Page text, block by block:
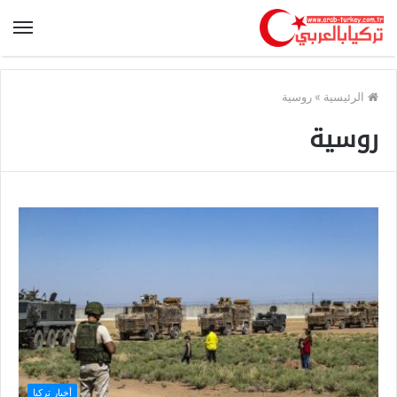
الرئيسية » روسية
روسية
أخبار تركيا